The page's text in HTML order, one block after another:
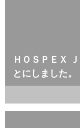
ＨＯＳＰＥＸ
とにしました。